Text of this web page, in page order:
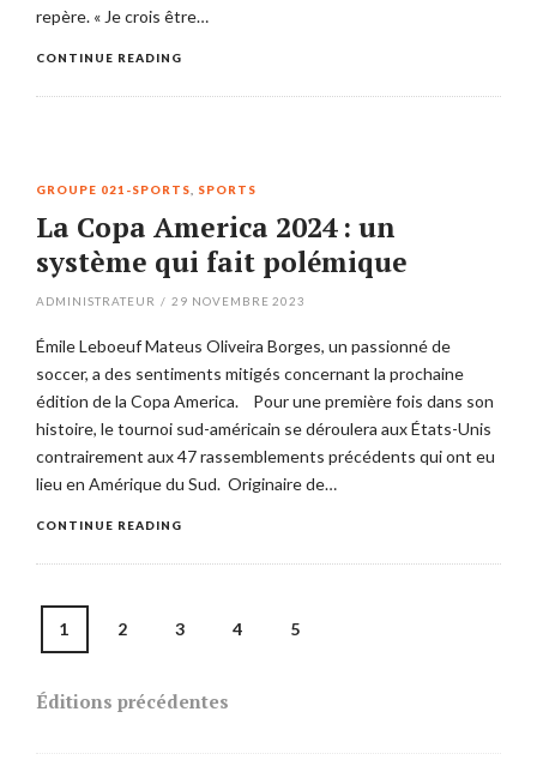
repère. « Je crois être…
CONTINUE READING
GROUPE 021-SPORTS SPORTS
La Copa America 2024 : un
système qui fait polémique
ADMINISTRATEUR / 29 NOVEMBRE 2023
Émile Leboeuf Mateus Oliveira Borges, un passionné de
soccer, a des sentiments mitigés concernant la prochaine
édition de la Copa America. Pour une première fois dans son
histoire, le tournoi sud-américain se déroulera aux États-Unis
contrairement aux 47 rassemblements précédents qui ont eu
lieu en Amérique du Sud. Originaire de…
CONTINUE READING
Posts
navigation
1 2 3 4 5
Éditions précédentes